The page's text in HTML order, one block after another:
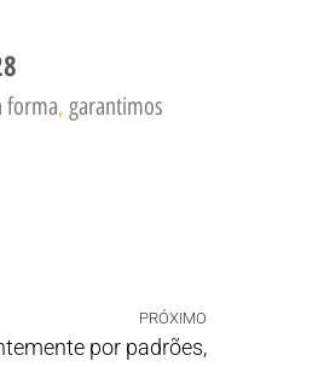
forma, garantimos
PRÓXIMO
por padrões,